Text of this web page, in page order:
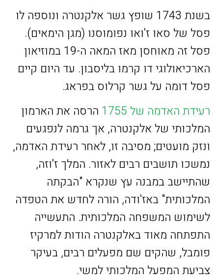
בשנת 1743 שופץ גשר אלקנטרה ונוספה לו
פסל של סאו ז'ואו נפומוסנו (מגן הימאים).
פסל זה מאוחסן מאז המאה ה-19 במוזיאון
הארכיאולוגי דו קרמו בליסבון. עד היום קיים
פסל דומה על גשר קרלוס בפראג.
רעידת האדמה של 1755
הרסה את הארמון
המלכותי של אלקנטרה, אך גרמה לנפגעים
ונזק מועטים; מסיבה זו, לאחר רעידת האדמה,
נמשכו תושבים רבים לאזור. המלך ז'וזה,
שהתיישב במבנה עץ שנקרא "הבקתה
המלכותית" באז'ודה, הורה לחדש את הטפדה
לשימוש המשפחה המלכותית. התעשייה
התפתחה מאוד באלקנטרה הודות למרקיז
פומבל, שהקים שם מפעלים רבים, בעיקר
צביעת המפעל המלכותי למשי.